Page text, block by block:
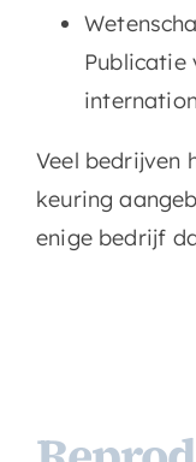
Publicatie
Veel bedrijven
keuring
enige bedrijf